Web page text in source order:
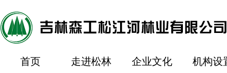
首页 走进松林 企业文化 机构设